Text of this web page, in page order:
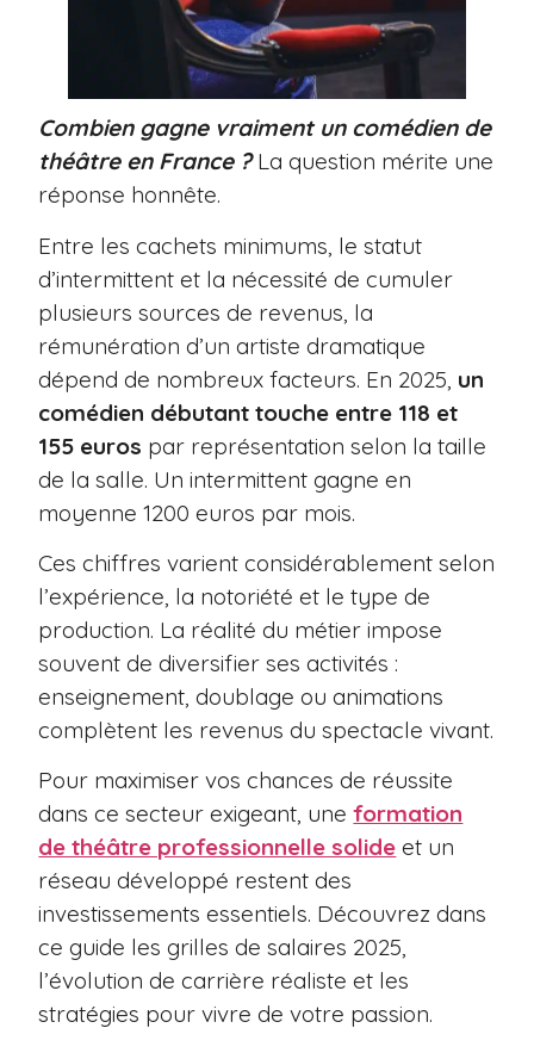
Combien gagne vraiment un comédien de
théâtre en France ?La question mérite une
réponse honnête.
Entre les cachets minimums, le statut
d’intermittent et la nécessité de cumuler
plusieurs sources de revenus, la
rémunération d’un artiste dramatique
dépend de nombreux facteurs. En 2025, un
comédien débutant touche entre 118 et
155 euros par représentation selon la taille
de la salle. Un intermittent gagne en
moyenne 1200 euros par mois.
Ces chiffres varient considérablement selon
l’expérience, la notoriété et le type de
production. La réalité du métier impose
souvent de diversifier ses activités :
enseignement, doublage ou animations
complètent les revenus du spectacle vivant.
Pour maximiser vos chances de réussite
dans ce secteur exigeant, uneformation
de théâtre professionnelle solide et un
réseau développé restent des
investissements essentiels. Découvrez dans
ce guide les grilles de salaires 2025,
l’évolution de carrière réaliste et les
stratégies pour vivre de votre passion.